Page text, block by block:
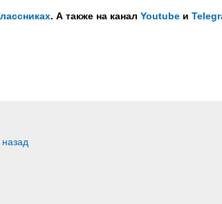
. А также на канал Youtube и